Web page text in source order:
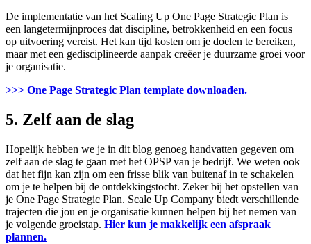
De implementatie van het Scaling Up One Page Strategic Plan is
een langetermijnproces dat discipline, betrokkenheid en een focus
op uitvoering vereist. Het kan tijd kosten om je doelen te bereiken,
maar met een gedisciplineerde aanpak creëer je duurzame groei voor
je organisatie.
>>> One Page Strategic Plan template downloaden.
5. Zelf aan de slag
Hopelijk hebben we je in dit blog genoeg handvatten gegeven om
zelf aan de slag te gaan met het OPSP van je bedrijf. We weten ook
dat het fijn kan zijn om een frisse blik van buitenaf in te schakelen
om je te helpen bij de ontdekkingstocht. Zeker bij het opstellen van
je One Page Strategic Plan. Scale Up Company biedt verschillende
trajecten die jou en je organisatie kunnen helpen bij het nemen van
je volgende groeistap. Hier kun je makkelijk een afspraak
plannen.